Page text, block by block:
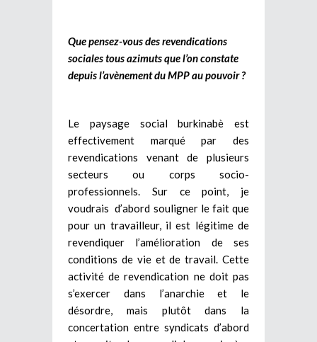
Que pensez-vous des revendications
sociales tous azimuts que l’on constate
depuis l’avènement du MPP au pouvoir ?
Le paysage social burkinabè est
effectivement marqué par des
revendications venant de plusieurs
secteurs ou corps socio-
professionnels. Sur ce point, je
voudrais d’abord souligner le fait que
pour un travailleur, il est légitime de
revendiquer l’amélioration de ses
conditions de vie et de travail. Cette
activité de revendication ne doit pas
s’exercer dans l’anarchie et le
désordre, mais plutôt dans la
concertation entre syndicats d’abord